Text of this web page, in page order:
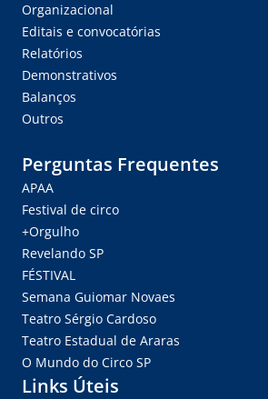
Organizacional
Editais e convocatórias
Relatórios
Demonstrativos
Balanços
Outros
Perguntas Frequentes
APAA
Festival de circo
+Orgulho
Revelando SP
FÉSTIVAL
Semana Guiomar Novaes
Teatro Sérgio Cardoso
Teatro Estadual de Araras
O Mundo do Circo SP
Links Úteis